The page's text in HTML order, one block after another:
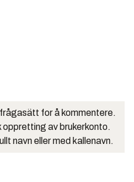
for å kommentere.
av brukerkonto.
navn eller med kallenavn.